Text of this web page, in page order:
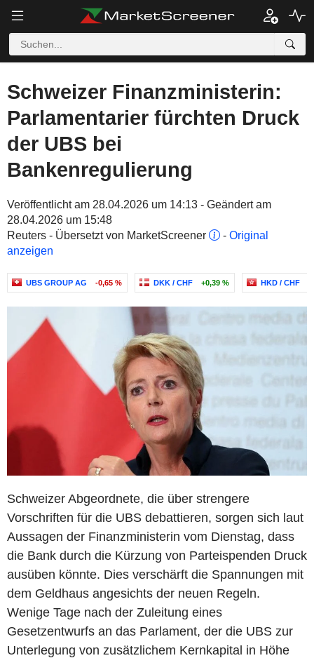
Schweizer Finanzministerin:
Parlamentarier fürchten Druck
der UBS bei
Bankenregulierung
Veröffentlicht am 28.04.2026 um 14:13 - Geändert am
28.04.2026 um 15:48
Reuters - Übersetzt von MarketScreener
- Original
anzeigen
UBS GROUP AG -0,65 % DKK / CHF +0,39 % HKD / CHF
Schweizer Abgeordnete, die über strengere
Vorschriften für die UBS debattieren, sorgen sich laut
Aussagen der Finanzministerin vom Dienstag, dass
die Bank durch die Kürzung von Parteispenden Druck
ausüben könnte. Dies verschärft die Spannungen mit
dem Geldhaus angesichts der neuen Regeln.
Wenige Tage nach der Zuleitung eines
Gesetzentwurfs an das Parlament, der die UBS zur
Unterlegung von zusätzlichem Kernkapital in Höhe